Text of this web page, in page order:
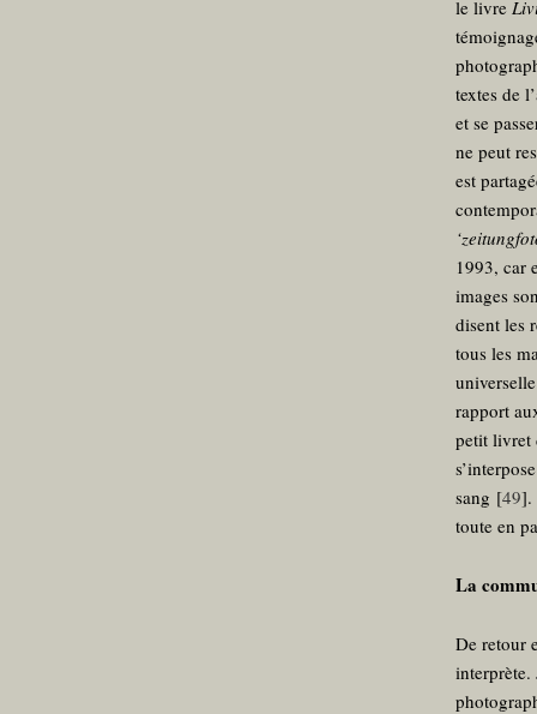
le livre
textes de
et se
ne peut
est
1993, car
images
disent les
tous les
rapport
petit livret
sang [49].
toute en
La
De retour
interprète.